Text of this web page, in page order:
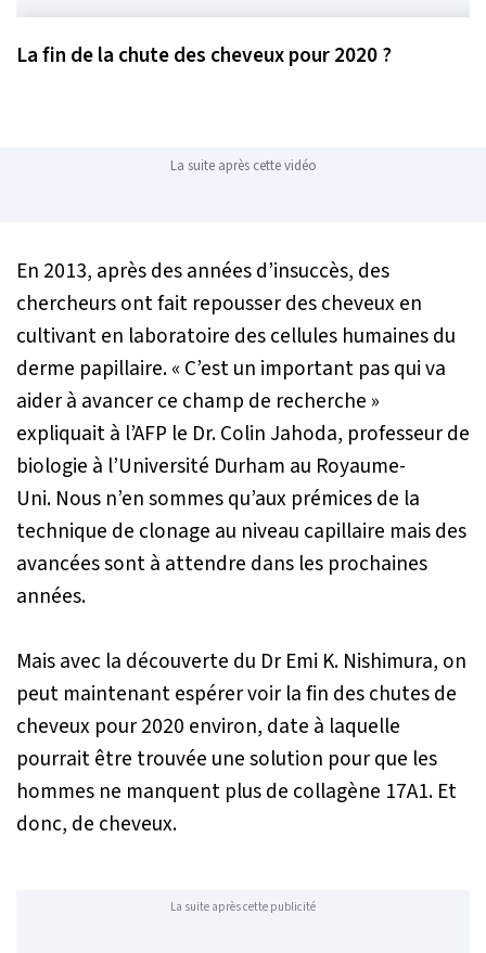
La fin de la chute des cheveux pour 2020 ?
La suite après cette vidéo
En 2013, après des années d’insuccès, des
chercheurs ont fait repousser des cheveux en
cultivant en laboratoire des cellules humaines du
derme papillaire.« C’est un important pas qui va
aider à avancer ce champ de recherche »
expliquait à l’AFP le Dr. Colin Jahoda, professeur de
biologie à l’Université Durham au Royaume-
Uni. Nous n’en sommes qu’aux prémices de la
technique de clonage au niveau capillaire mais des
avancées sont à attendre dans les prochaines
années.
Mais avec la découverte du Dr Emi K. Nishimura, on
peut maintenant espérer voir la fin des chutes de
cheveux pour 2020 environ, date à laquelle
pourrait être trouvée une solution pour que les
hommes ne manquent plus de collagène 17A1. Et
donc, de cheveux.
La suite après cette publicité